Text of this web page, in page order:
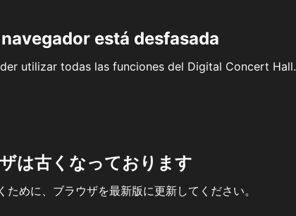
está desfasada
utilizar todas las funciones del Digital Concert Hall.
は古くなっております
めに、ブラウザを最新版に更新してください。